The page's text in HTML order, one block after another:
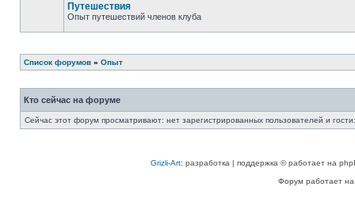
Путешествия
Опыт путешествий членов клуба
Список форумов » Опыт
Кто сейчас на форуме
Сейчас этот форум просматривают: нет зарегистрированных пользователей и
Grizli-Art: разработка | поддержка © работает на
Форум работает